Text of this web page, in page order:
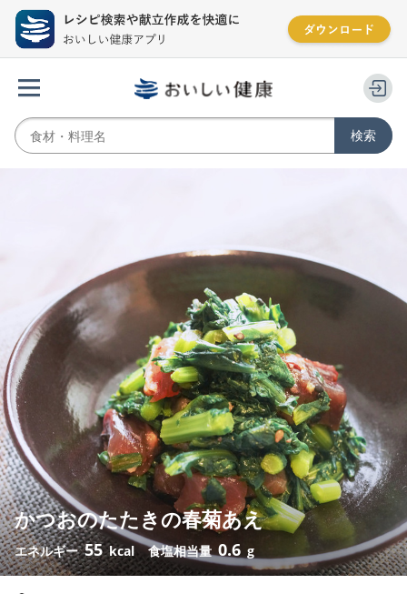
かつおのたたきの春菊あえ
エネルギー55 kcal 食塩相当量0.6 g